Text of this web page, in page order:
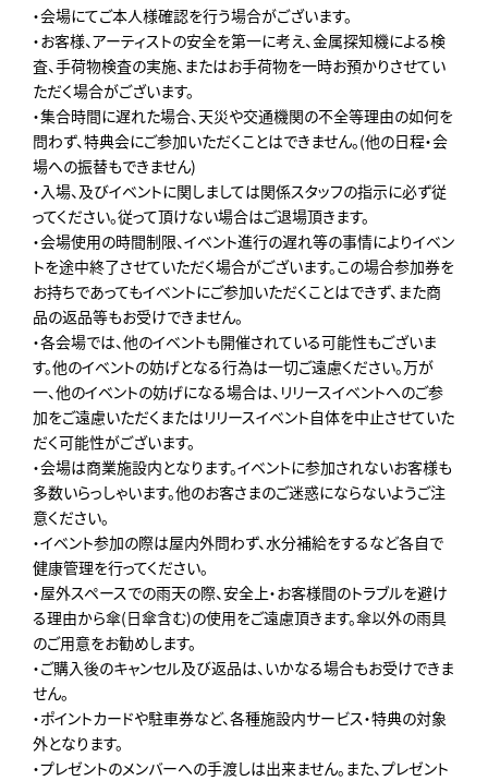
・会場にてご本人様確認を行う場合がございます。
・お客様、アーティストの安全を第一に考え、金属探知機による検
査、手荷物検査の実施、またはお手荷物を一時お預かりさせてい
ただく場合がございます。
・集合時間に遅れた場合、天災や交通機関の不全等理由の如何を
問わず、特典会にご参加いただくことはできません。(他の日程・会
場への振替もできません)
・入場、及びイベントに関しましては関係スタッフの指示に必ず従
ってください。従って頂けない場合はご退場頂きます。
・会場使用の時間制限、イベント進行の遅れ等の事情によりイベン
トを途中終了させていただく場合がございます。この場合参加券を
お持ちであってもイベントにご参加いただくことはできず、また商
品の返品等もお受けできません。
・各会場では、他のイベントも開催されている可能性もございま
す。他のイベントの妨げとなる行為は一切ご遠慮ください。万が
一、他のイベントの妨げになる場合は、リリースイベントへのご参
加をご遠慮いただくまたはリリースイベント自体を中止させていた
だく可能性がございます。
・会場は商業施設内となります。イベントに参加されないお客様も
多数いらっしゃいます。他のお客さまのご迷惑にならないようご注
意ください。
・イベント参加の際は屋内外問わず、水分補給をするなど各自で
健康管理を行ってください。
・屋外スペースでの雨天の際、安全上・お客様間のトラブルを避け
る理由から傘(日傘含む)の使用をご遠慮頂きます。傘以外の雨具
のご用意をお勧めします。
・ご購入後のキャンセル及び返品は、いかなる場合もお受けできま
せん。
・ポイントカードや駐車券など、各種施設内サービス・特典の対象
外となります。
・プレゼントのメンバーへの手渡しは出来ません。また、プレゼント